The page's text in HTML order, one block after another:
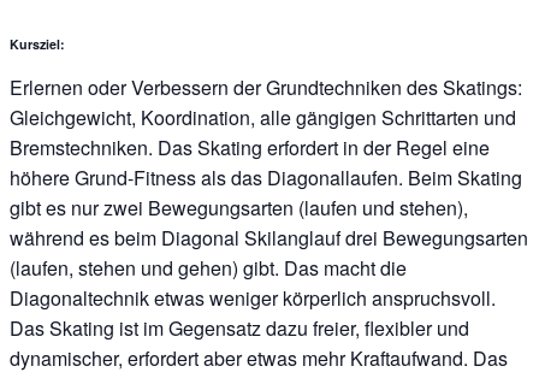
Kursziel:
Erlernen oder Verbessern der Grundtechniken des Skatings:
Gleichgewicht, Koordination, alle gängigen Schrittarten und
Bremstechniken. Das Skating erfordert in der Regel eine
höhere Grund-Fitness als das Diagonallaufen. Beim Skating
gibt es nur zwei Bewegungsarten (laufen und stehen),
während es beim Diagonal Skilanglauf drei Bewegungsarten
(laufen, stehen und gehen) gibt. Das macht die
Diagonaltechnik etwas weniger körperlich anspruchsvoll.
Das Skating ist im Gegensatz dazu freier, flexibler und
dynamischer, erfordert aber etwas mehr Kraftaufwand. Das